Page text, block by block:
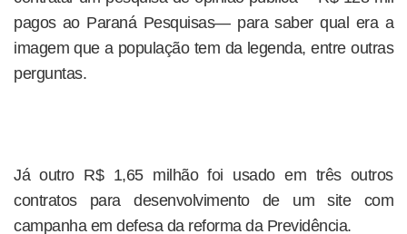
pagos ao Paraná Pesquisas— para saber qual era a
imagem que a população tem da legenda, entre outras
perguntas.
Já outro R$ 1,65 milhão foi usado em três outros
contratos para desenvolvimento de um site com
campanha em defesa da reforma da Previdência.